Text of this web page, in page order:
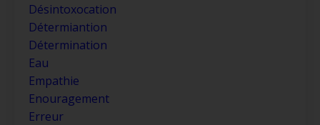
Désintoxocation
Détermiantion
Détermination
Eau
Empathie
Enouragement
Erreur